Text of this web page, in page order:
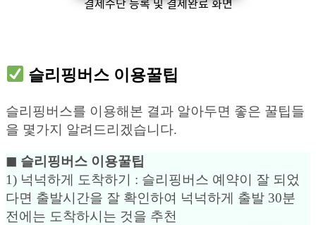
결제수단 등록 및 결제완료 화면
슬리핑버스 이용꿀팁
슬리핑버스를 이용해본 결과 알아두면 좋은 꿀팁들
을 몇가지 알려드리겠습니다.
◼︎ 슬리핑버스 이용꿀팁
1) 넉넉하게 도착하기 : 슬리핑버스 예약이 잘 되었
다면 출발시간을 잘 확인하여 넉넉하게 출발 30분
전에는 도착하시는 것을 추천